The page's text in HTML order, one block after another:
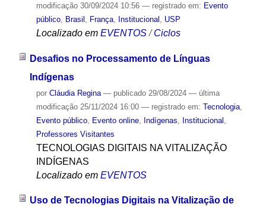
modificação30/09/2024 10:56 — registrado em: Evento
público, Brasil França, Institucional USP
Localizado em EVENTOS /Ciclos
Desafios no Processamento de Línguas
Indígenas
por Cláudia Regina — publicado29/08/2024 — última
modificação25/11/2024 16:00 — registrado em: Tecnologia,
Evento público, Evento online, Indígenas Institucional
Professores Visitantes
TECNOLOGIAS DIGITAIS NA VITALIZAÇÃO
INDÍGENAS
Localizado em EVENTOS
Uso de Tecnologias Digitais na Vitalização de